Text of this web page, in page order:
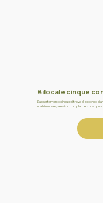
Bilocale cinque
L’appartamento cinque si trova al secondo
matrimoniale, servizio completo e zona